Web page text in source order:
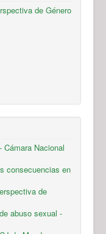
de Género
Cámara Nacional
consecuencias en
de
abuso sexual -